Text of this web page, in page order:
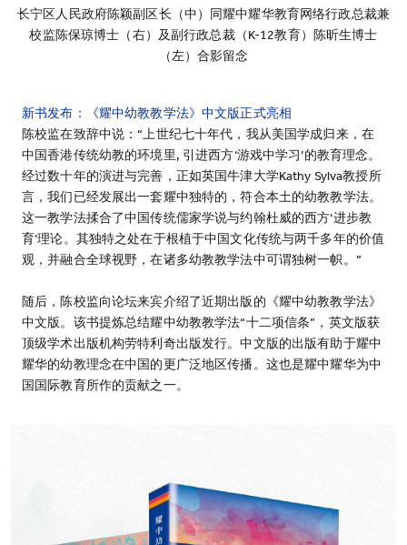
长宁区人民政府陈颖副区长（中）同耀中耀华教育网络行政总裁兼
校监陈保琼博士（右）及副行政总裁（K-12教育）陈昕生博士
（左）合影留念
新书发布：《耀中幼教教学法》中文版正式亮相
陈校监在致辞中说：“上世纪七十年代，我从美国学成归来，在
中国香港传统幼教的环境里, 引进西方‘游戏中学习’的教育理念。
经过数十年的演进与完善，正如英国牛津大学Kathy Sylva教授所
言，我们已经发展出一套耀中独特的，符合本土的幼教教学法。
这一教学法揉合了中国传统儒家学说与约翰杜威的西方‘进步教
育’理论。其独特之处在于根植于中国文化传统与两千多年的价值
观，并融合全球视野，在诸多幼教教学法中可谓独树一帜。”
随后，陈校监向论坛来宾介绍了近期出版的《耀中幼教教学法》
中文版。该书提炼总结耀中幼教教学法“十二项信条”，英文版获
顶级学术出版机构劳特利奇出版发行。中文版的出版有助于耀中
耀华的幼教理念在中国的更广泛地区传播。这也是耀中耀华为中
国国际教育所作的贡献之一。